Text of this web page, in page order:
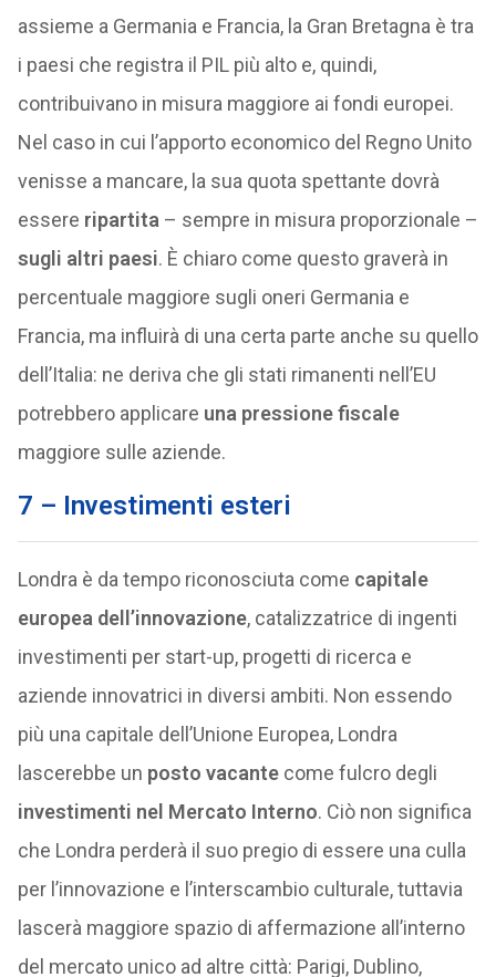
assieme a Germania e Francia, la Gran Bretagna è tra
i paesi che registra il PIL più alto e, quindi,
contribuivano in misura maggiore ai fondi europei.
Nel caso in cui l’apporto economico del Regno Unito
venisse a mancare, la sua quota spettante dovrà
essere ripartita – sempre in misura proporzionale –
sugli altri paesi. È chiaro come questo graverà in
percentuale maggiore sugli oneri Germania e
Francia, ma influirà di una certa parte anche su quello
dell’Italia: ne deriva che gli stati rimanenti nell’EU
potrebbero applicare una pressione fiscale
maggiore sulle aziende.
7 – Investimenti esteri
Londra è da tempo riconosciuta come capitale
europea dell’innovazione, catalizzatrice di ingenti
investimenti per start-up, progetti di ricerca e
aziende innovatrici in diversi ambiti. Non essendo
più una capitale dell’Unione Europea, Londra
lascerebbe un posto vacantecome fulcro degli
investimenti nel Mercato Interno. Ciò non significa
che Londra perderà il suo pregio di essere una culla
per l’innovazione e l’interscambio culturale, tuttavia
lascerà maggiore spazio di affermazione all’interno
del mercato unico ad altre città: Parigi, Dublino,